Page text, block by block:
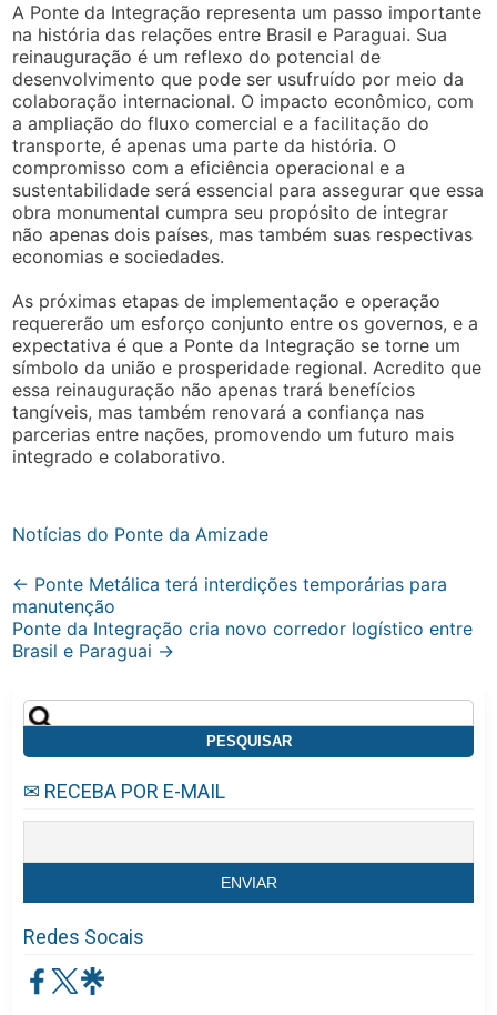
A Ponte da Integração representa um passo importante
na história das relações entre Brasil e Paraguai. Sua
reinauguração é um reflexo do potencial de
desenvolvimento que pode ser usufruído por meio da
colaboração internacional. O impacto econômico, com
a ampliação do fluxo comercial e a facilitação do
transporte, é apenas uma parte da história. O
compromisso com a eficiência operacional e a
sustentabilidade será essencial para assegurar que essa
obra monumental cumpra seu propósito de integrar
não apenas dois países, mas também suas respectivas
economias e sociedades.
As próximas etapas de implementação e operação
requererão um esforço conjunto entre os governos, e a
expectativa é que a Ponte da Integração se torne um
símbolo da união e prosperidade regional. Acredito que
essa reinauguração não apenas trará benefícios
tangíveis, mas também renovará a confiança nas
parcerias entre nações, promovendo um futuro mais
integrado e colaborativo.
Notícias do Ponte da Amizade
Post
navigation
← Ponte Metálica terá interdições temporárias para
manutenção
Ponte da Integração cria novo corredor logístico entre
Brasil e Paraguai →
Pesquisar
por:
✉ RECEBA POR E-MAIL
Redes Socais